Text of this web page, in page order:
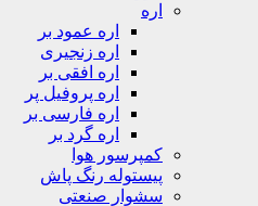
اره
اره عمود بر
اره زنجیری
اره افقی بر
اره پروفیل پر
اره فارسی بر
اره گرد بر
کمپرسور هوا
پیستوله رنگ پاش
سشوار صنعتی